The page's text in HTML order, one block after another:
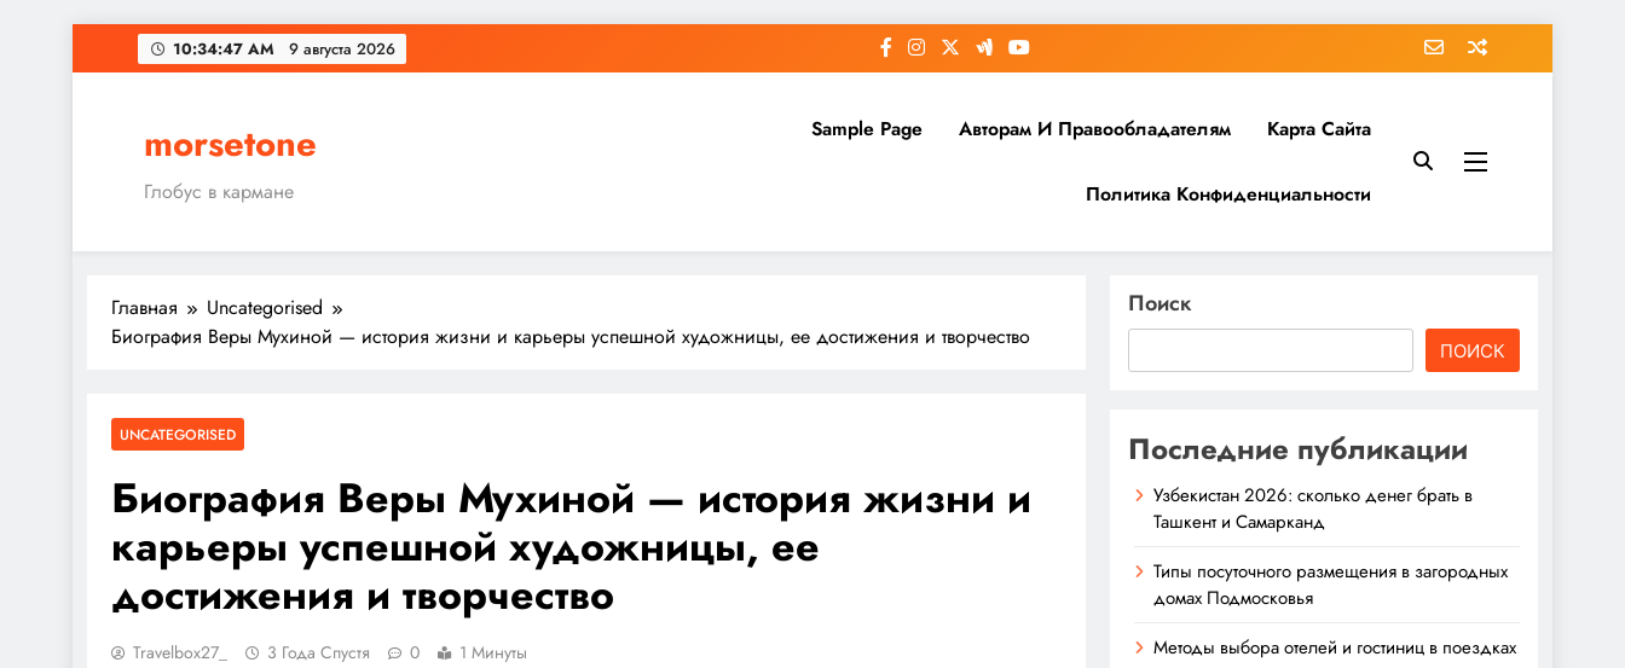
Перейти
к
10:34:48 AM 9 августа 2026
morsetone
Глобус в кармане
Sample Page Авторам И Правообладателям Карта Сайта
Политика Конфиденциальности
Главная
Uncategorised
Биография Веры Мухиной — история жизни и карьеры успешной художницы, ее достижения и творчество
UNCATEGORISED
Биография Веры Мухиной — история жизни и
карьеры успешной художницы, ее
достижения и творчество
Travelbox27_ 3 Года Спустя 0 1 Минуты
Поиск
ПОИСК
Последние публикации
Узбекистан 2026: сколько денег брать в
Ташкент и Самарканд
Типы посуточного размещения в загородных
домах Подмосковья
Методы выбора отелей и гостиниц в поездках